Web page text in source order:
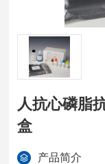
人抗心磷脂
盒
产品简介